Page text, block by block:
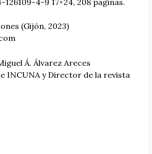
126109-4-9 17×24, 208 páginas.
(Gijón, 2023)
Á. Álvarez Areces
INCUNA y Director de la revista